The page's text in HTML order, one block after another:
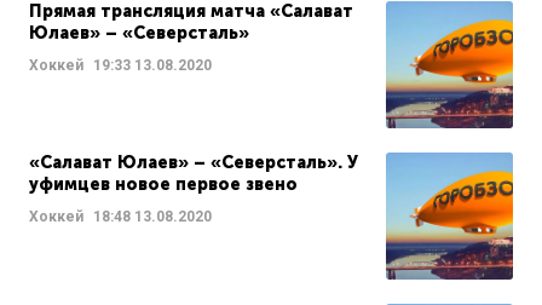
Прямая трансляция матча «Салават
Юлаев» – «Северсталь»
Хоккей 19:33 13.08.2020
«Салават Юлаев» – «Северсталь». У
уфимцев новое первое звено
Хоккей 18:48 13.08.2020